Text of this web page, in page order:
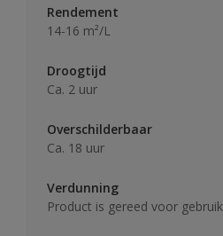
Rendement
14-16 m²/L
Droogtijd
Ca. 2 uur
Overschilderbaar
Ca. 18 uur
Verdunning
Product is gereed voor gebruik